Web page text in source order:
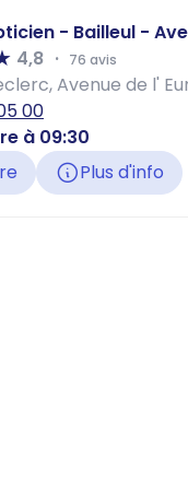
- Bailleul -
4,8
76 avis
Avenue de l'
00
à 09:30
Plus d'info